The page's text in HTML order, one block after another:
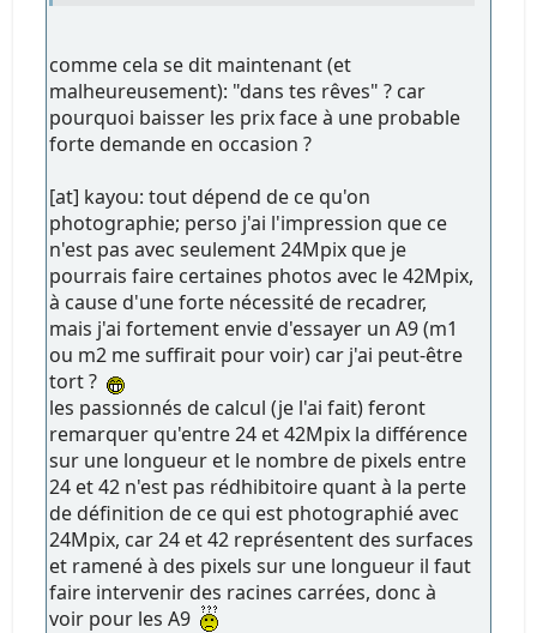
comme cela se dit maintenant (et
malheureusement): "dans tes rêves" ? car
pourquoi baisser les prix face à une probable
forte demande en occasion ?
[at] kayou: tout dépend de ce qu'on
photographie; perso j'ai l'impression que ce
n'est pas avec seulement 24Mpix que je
pourrais faire certaines photos avec le 42Mpix,
à cause d'une forte nécessité de recadrer,
mais j'ai fortement envie d'essayer un A9 (m1
ou m2 me suffirait pour voir) car j'ai peut-être
tort ?
les passionnés de calcul (je l'ai fait) feront
remarquer qu'entre 24 et 42Mpix la différence
sur une longueur et le nombre de pixels entre
24 et 42 n'est pas rédhibitoire quant à la perte
de définition de ce qui est photographié avec
24Mpix, car 24 et 42 représentent des surfaces
et ramené à des pixels sur une longueur il faut
faire intervenir des racines carrées, donc à
voir pour les A9